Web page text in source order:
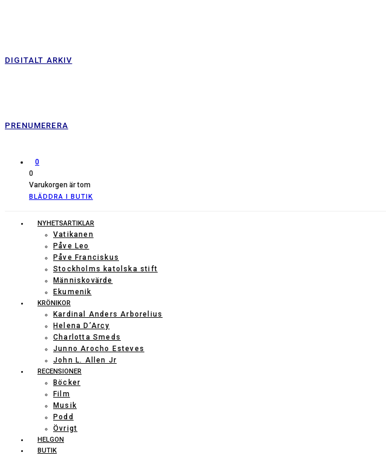
DIGITALT ARKIV
PRENUMERERA
0
0
Varukorgen är tom
BLÄDDRA I BUTIK
NYHETSARTIKLAR
Vatikanen
Påve Leo
Påve Franciskus
Stockholms katolska stift
Människovärde
Ekumenik
KRÖNIKOR
Kardinal Anders Arborelius
Helena D’Arcy
Charlotta Smeds
Junno Arocho Esteves
John L. Allen Jr
RECENSIONER
Böcker
Film
Musik
Podd
Övrigt
HELGON
BUTIK